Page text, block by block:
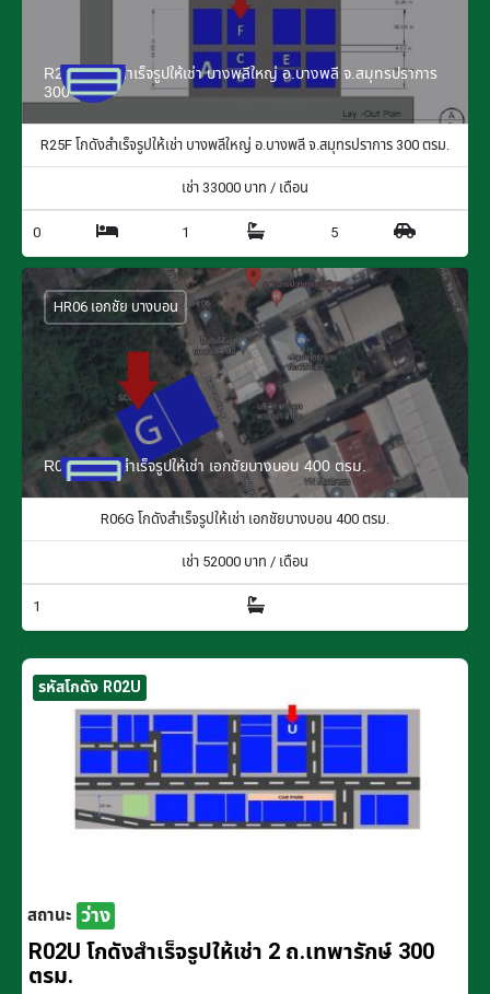
R25F โกดังสำเร็จรูปให้เช่า บางพลีใหญ่ อ.บางพลี จ.สมุทรปราการ
300 ตรม.
R25F โกดังสำเร็จรูปให้เช่า บางพลีใหญ่ อ.บางพลี จ.สมุทรปราการ 300 ตรม.
เช่า 33000 บาท / เดือน
0 1 5
R06G โกดังสำเร็จรูปให้เช่า เอกชัยบางบอน 400 ตรม.
HR06 เอกชัย บางบอน
R06G โกดังสำเร็จรูปให้เช่า เอกชัยบางบอน 400 ตรม.
เช่า 52000 บาท / เดือน
1
รหัสโกดัง R02U
สถานะ ว่าง
R02U โกดังสำเร็จรูปให้เช่า 2 ถ.เทพารักษ์ 300
ตรม.